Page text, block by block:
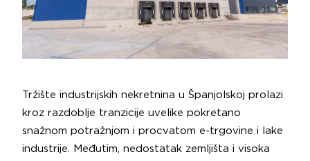
Tržište industrijskih nekretnina u Španjolskoj prolazi
kroz razdoblje tranzicije uvelike pokretano
snažnom potražnjom i procvatom e-trgovine i lake
industrije. Međutim, nedostatak zemljišta i visoka